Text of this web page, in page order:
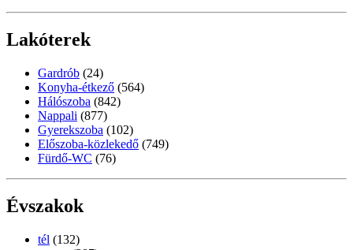
Lakóterek
Gardrób (24)
Konyha-étkező (564)
Hálószoba (842)
Nappali (877)
Gyerekszoba (102)
Előszoba-közlekedő (749)
Fürdő-WC (76)
Évszakok
tél (132)